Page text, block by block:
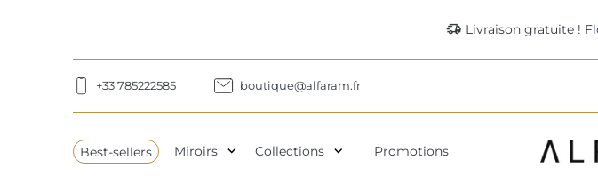
delivery_truck_speed Livraison gratuite !
+33 785222585 boutique@alfaram.fr
Best-sellers Miroirs expand_more Collections expand_more Promotions